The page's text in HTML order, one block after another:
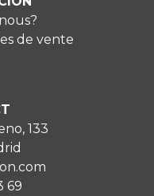
de vente
133
69